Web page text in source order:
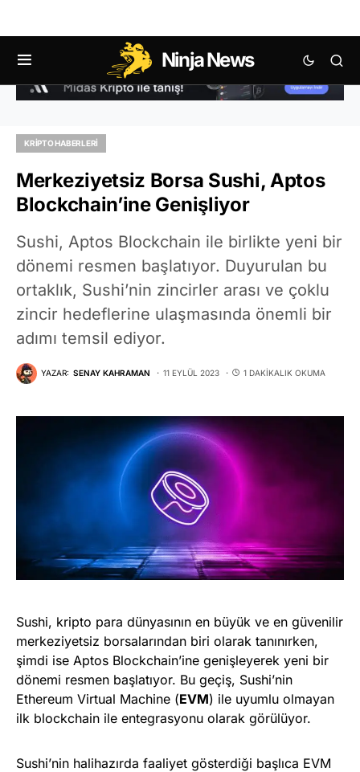
Ninja News
KRIPTO HABERLERI
Merkeziyetsiz Borsa Sushi, Aptos
Blockchain’ine Genişliyor
Sushi, Aptos Blockchain ile birlikte yeni bir
dönemi resmen başlatıyor. Duyurulan bu
ortaklık, Sushi’nin zincirler arası ve çoklu
zincir hedeflerine ulaşmasında önemli bir
adımı temsil ediyor.
YAZAR: SENAY KAHRAMAN 11 EYLÜL 2023 1 DAKIKALIK OKUMA
Sushi, kripto para dünyasının en büyük ve en güvenilir
merkeziyetsiz borsalarından biri olarak tanınırken,
şimdi ise Aptos Blockchain’ine genişleyerek yeni bir
dönemi resmen başlatıyor. Bu geçiş, Sushi’nin
Ethereum Virtual Machine (EVM) ile uyumlu olmayan
ilk blockchain ile entegrasyonu olarak görülüyor.
Sushi’nin halihazırda faaliyet gösterdiği başlıca EVM